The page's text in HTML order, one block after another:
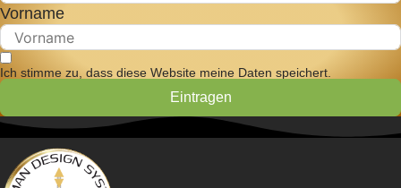
Vorname
Ich stimme zu, dass diese Website meine Daten speichert.
Eintragen